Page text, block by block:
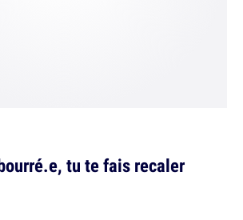
tu te fais recaler